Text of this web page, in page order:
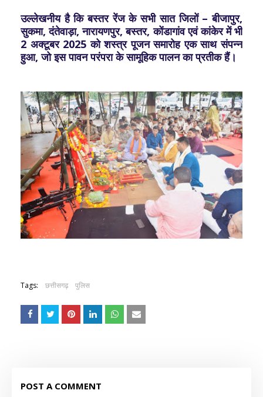
उल्लेखनीय है कि बस्तर रेंज के सभी सात जिलों – बीजापुर,
सुकमा, दंतेवाड़ा, नारायणपुर, बस्तर, कोंडागांव एवं कांकेर में भी
2 अक्टूबर 2025 को शस्त्र पूजन समारोह एक साथ संपन्न
हुआ, जो इस पावन परंपरा के सामूहिक पालन का प्रतीक हैं।
Tags: छत्तीसगढ़ पुलिस
POST A COMMENT